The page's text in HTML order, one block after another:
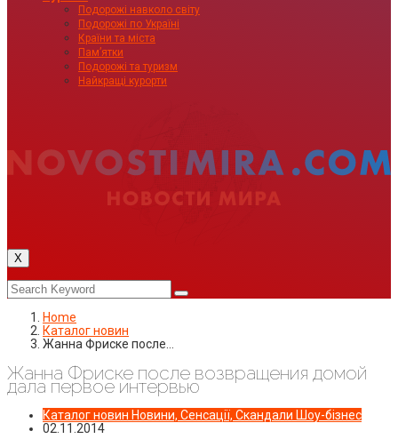
Подорожі навколо світу
Подорожі по Україні
Країни та міста
Пам’ятки
Подорожі та туризм
Найкращі курорти
X
Home
Каталог новин
Жанна Фриске после…
Жанна Фриске после возвращения домой
дала первое интервью
Каталог новин Новини, Сенсації, Скандали Шоу-бізнес
02.11.2014